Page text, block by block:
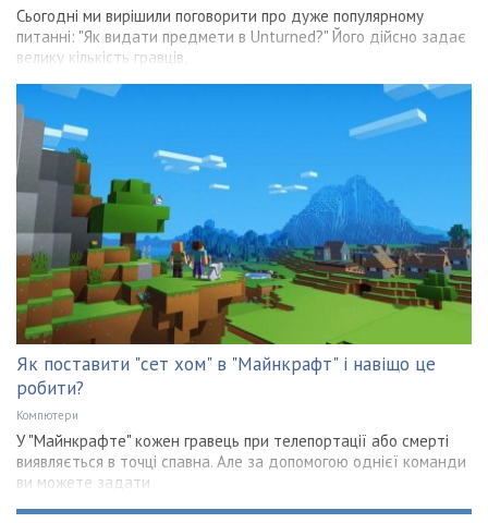
Сьогодні ми вирішили поговорити про дуже популярному
питанні: "Як видати предмети в Unturned?" Його дійсно задає
велику кількість гравців,
Як поставити "сет хом" в "Майнкрафт" і навіщо це
робити?
Компютери
У "Майнкрафте" кожен гравець при телепортації або смерті
виявляється в точці спавна. Але за допомогою однієї команди
ви можете задати